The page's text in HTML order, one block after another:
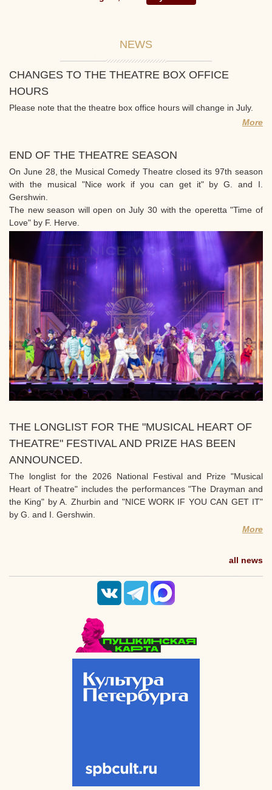
NEWS
CHANGES TO THE THEATRE BOX OFFICE
HOURS
Please note that the theatre box office hours will change in July.
More
END OF THE THEATRE SEASON
On June 28, the Musical Comedy Theatre closed its 97th season
with the musical "Nice work if you can get it" by G. and I.
Gershwin.
The new season will open on July 30 with the operetta "Time of
Love" by F. Herve.
THE LONGLIST FOR THE "MUSICAL HEART OF
THEATRE" FESTIVAL AND PRIZE HAS BEEN
ANNOUNCED.
The longlist for the 2026 National Festival and Prize "Musical
Heart of Theatre" includes the performances "The Drayman and
the King" by A. Zhurbin and "NICE WORK IF YOU CAN GET IT"
by G. and I. Gershwin.
More
all news